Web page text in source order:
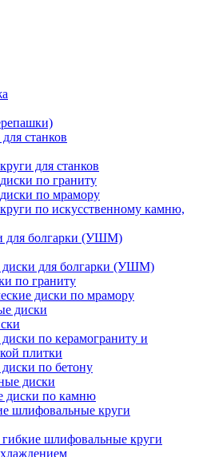
станков
для станков
по граниту
по мрамору
по искусственному камню,
для болгарки (УШМ)
для болгарки (УШМ)
по граниту
диски по мрамору
диски
по керамограниту и
плитки
по бетону
диски
диски по камню
шлифовальные круги
шлифовальные круги